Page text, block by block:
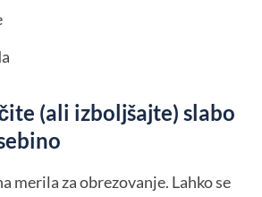
(ali izboljšajte) slabo
merila za obrezovanje. Lahko se